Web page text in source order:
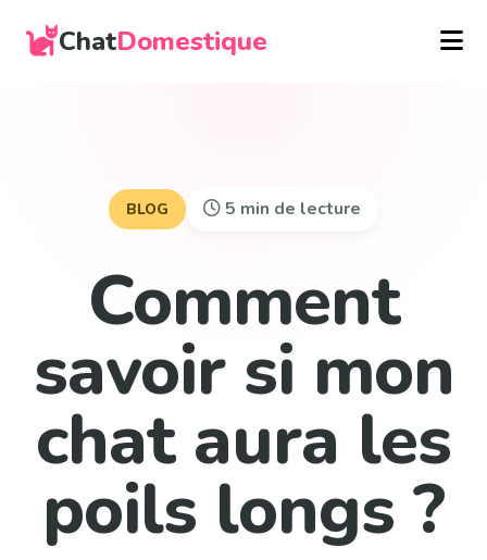
ChatDomestique
BLOG 5 min de lecture
Comment
savoir si mon
chat aura les
poils longs ?